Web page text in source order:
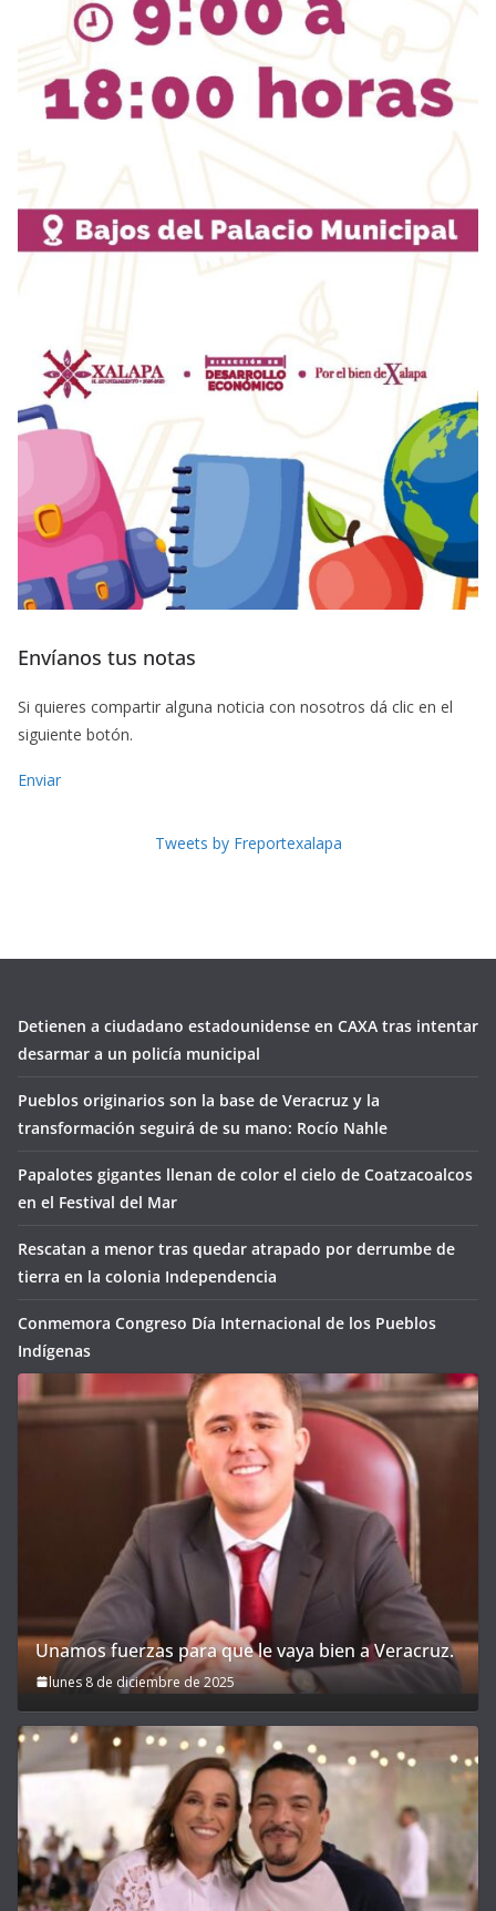
Envíanos tus notas
Si quieres compartir alguna noticia con nosotros dá clic en el
siguiente botón.
Enviar
Tweets by Freportexalapa
Detienen a ciudadano estadounidense en CAXA tras intentar
desarmar a un policía municipal
Pueblos originarios son la base de Veracruz y la
transformación seguirá de su mano: Rocío Nahle
Papalotes gigantes llenan de color el cielo de Coatzacoalcos
en el Festival del Mar
Rescatan a menor tras quedar atrapado por derrumbe de
tierra en la colonia Independencia
Conmemora Congreso Día Internacional de los Pueblos
Indígenas
Unamos fuerzas para que le vaya bien a Veracruz.
lunes 8 de diciembre de 2025